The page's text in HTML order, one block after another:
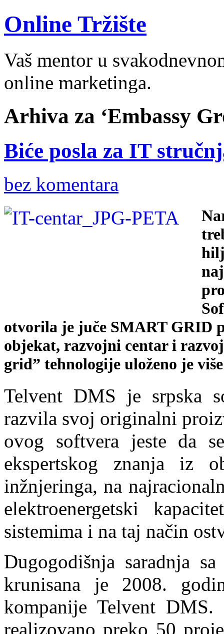
Online Tržište
Vaš mentor u
online marketinga.
Arhiva za ‘Embassy
Biće posla za IT
bez komentara
otvorila je juče SMART GRID
objekat, razvojni centar i
grid” tehnologije uloženo je
Telvent DMS je srpska
razvila svoj originalni
ovog softvera jeste da
ekspertskog znanja iz
inžnjeringa, na
elektroenergetski
sistemima i na taj način
Dugogodišnja saradnja
krunisana je 2008.
kompanije Telvent
realizovano preko 50